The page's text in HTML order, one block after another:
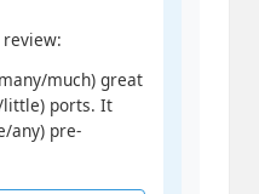
much) great
little) ports. It
any) pre-